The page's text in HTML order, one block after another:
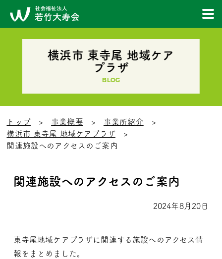
横浜市 東寺尾 地域ケア
プラザ
BLOG
トップ 事業概要
事業所紹介
横浜市 東寺尾 地域ケアプラザ
関連施設へのアクセスのご案内
関連施設へのアクセスのご案内
2024年8月20日
東寺尾地域ケアプラザに関連する施設へのアクセス情
報をまとめました。